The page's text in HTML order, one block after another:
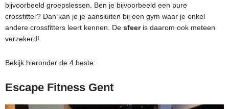
bijvoorbeeld groepslessen. Ben je bijvoorbeeld een pure
crossfitter? Dan kan je je aansluiten bij een gym waar je enkel
andere crossfitters leert kennen. De sfeeris daarom ook meteen
verzekerd!
Bekijk hieronder de 4 beste:
Escape Fitness Gent